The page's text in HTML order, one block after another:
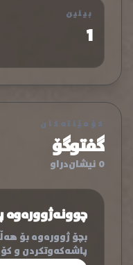
بینین
1
کۆمێنتەکان
گفتوگۆ
0 نیشان‌دراو
چوونەژوورەوە
بچۆ ژوورەوە بۆ
پاشەکەوتکردن و